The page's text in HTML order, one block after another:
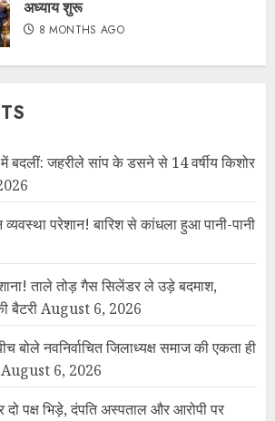
अध्याय शुरू
8 MONTHS AGO
में बदलीं: जहरीले सांप के डसने से 14 वर्षीय किशोर
परेशान! बारिश से कांधला हुआ पानी-पानी
ताले तोड़ गैस सिलेंडर ले उड़े बदमाश,
बैटरीAugust 6, 2026
बोले नवनिर्वाचित जिलाध्यक्ष समाज की एकता ही
August 6, 2026
दो पक्ष भिड़े, दंपति अस्पताल और आरोपी पर